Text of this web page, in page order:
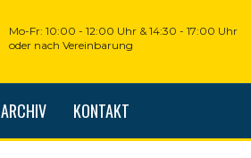
Mo-Fr: 10:00 - 12:00 Uhr & 14:30 - 17:00 Uhr
oder nach Vereinbarung
ARCHIV KONTAKT